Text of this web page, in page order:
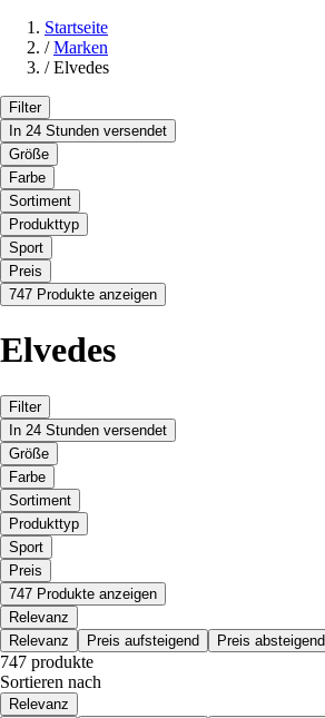
Startseite
/ Marken
/ Elvedes
Filter
In 24 Stunden versendet
Größe
Farbe
Sortiment
Produkttyp
Sport
Preis
747 Produkte anzeigen
Elvedes
Filter
In 24 Stunden versendet
Größe
Farbe
Sortiment
Produkttyp
Sport
Preis
747 Produkte anzeigen
Relevanz
Relevanz
Preis aufsteigend Preis absteigend
747 produkte
Sortieren nach
Relevanz